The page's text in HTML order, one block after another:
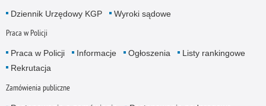
Dziennik Urzędowy KGP Wyroki sądowe
Praca w Policji
Praca w Policji Informacje Ogłoszenia
Listy rankingowe
Rekrutacja
Zamówienia publiczne